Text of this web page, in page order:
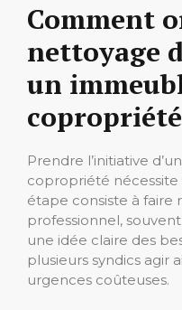
Comment
nettoyage
un
Prendre l’initiative
copropriété
étape consiste à faire
professionnel,
une idée claire des
plusieurs syndics agir
urgences coûteuses.